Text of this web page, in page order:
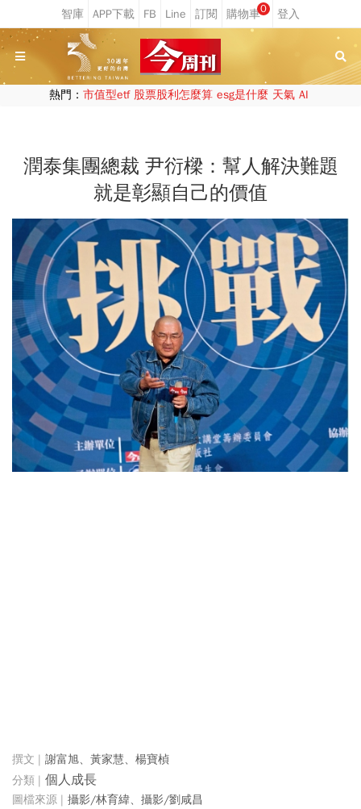
0
熱門： 市值型etf 股票股利怎麼算 esg是什麼 天氣 AI
潤泰集團總裁 尹衍樑：幫人解決難題
就是彰顯自己的價值
謝富旭、黃家慧、楊寶楨
個人成長
攝影/林育緯、攝影/劉咸昌